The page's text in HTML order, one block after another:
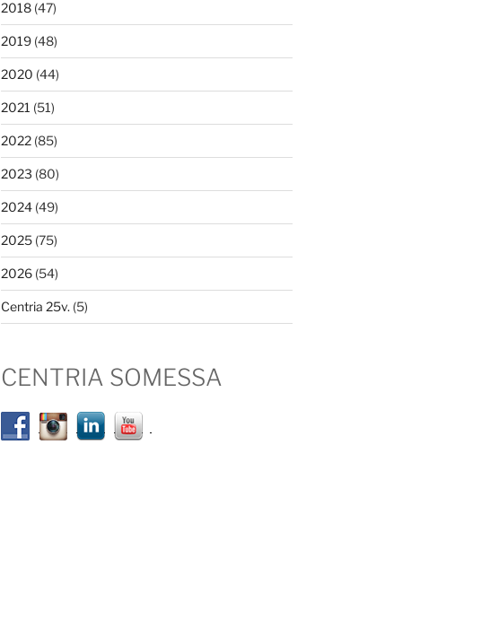
2018(47)
2019(48)
2020 (44)
2021 (51)
2022(85)
2023 (80)
2024(49)
2025(75)
2026(54)
Centria 25v. (5)
CENTRIA SOMESSA